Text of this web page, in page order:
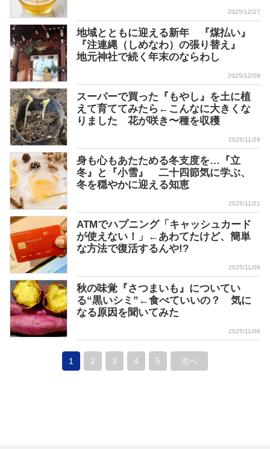
2025/12/27
地域とともに迎える新年 『煤払い』
『注連縄（しめなわ）の張り替え』
地元神社で続く年末のならわし
2025/12/09
スーパーで買った『もやし』を土に植
えて育ててみたら←こんなに大きくな
りました 花が咲き〜種を収穫
2025/11/29
身も心もあたためる冬支度を…『立
冬』と『小雪』 二十四節気に学ぶ、
冬を穏やかに迎える知恵
2025/11/21
ATMでハプニング「キャッシュカード
が使えない！」←あわてたけど、簡単
な方法で復活するんや!?
2025/11/08
秋の味覚『さつまいも』についてい
る“黒いシミ”←食べていいの？ 気に
なる原因を聞いてみた
2025/11/08
1 2 3 4 5 次へ